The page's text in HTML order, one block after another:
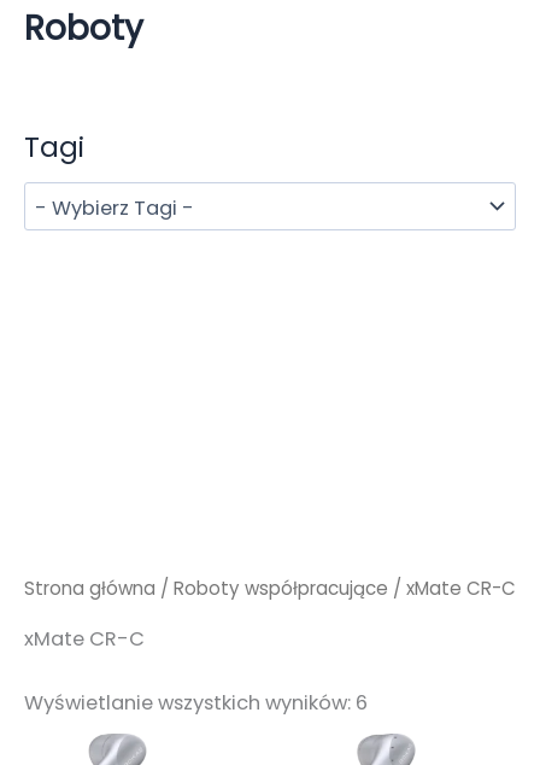
Roboty
Tagi
Strona główna / Roboty współpracujące / xMate CR-C
xMate CR-C
Wyświetlanie wszystkich wyników: 6